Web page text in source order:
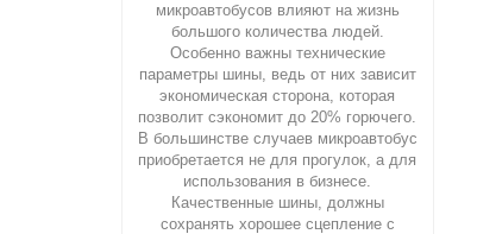
микроавтобусов влияют на жизнь
большого количества людей.
Особенно важны технические
параметры шины, ведь от них зависит
экономическая сторона, которая
позволит сэкономит до 20% горючего.
В большинстве случаев микроавтобус
приобретается не для прогулок, а для
использования в бизнесе.
Качественные шины, должны
сохранять хорошее сцепление с